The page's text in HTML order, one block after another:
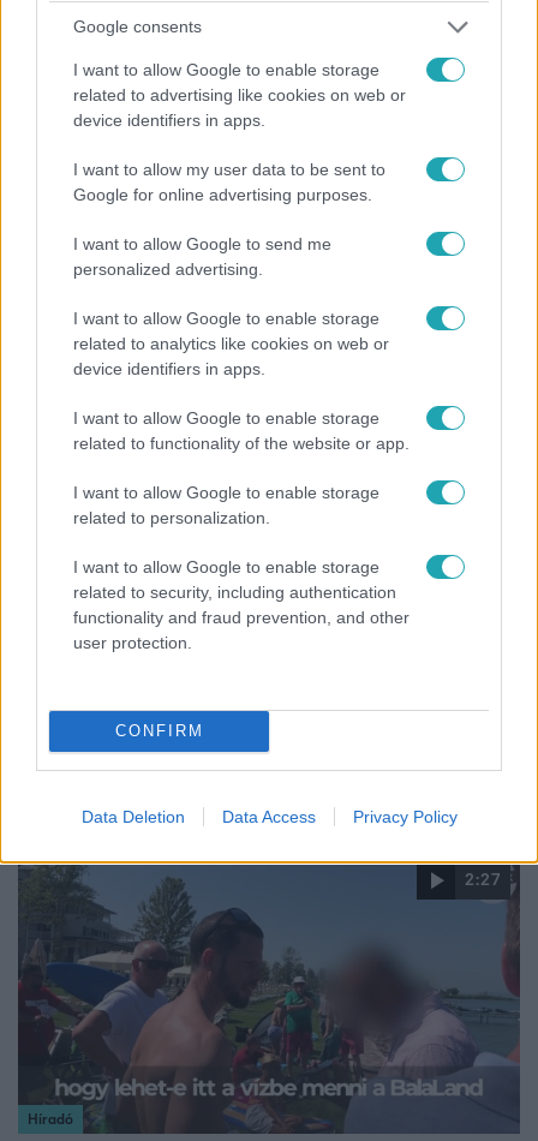
Google consents
I want to allow Google to enable storage
related to advertising like cookies on web or
device identifiers in apps.
I want to allow my user data to be sent to
Google for online advertising purposes.
I want to allow Google to send me
personalized advertising.
I want to allow Google to enable storage
related to analytics like cookies on web or
device identifiers in apps.
I want to allow Google to enable storage
related to functionality of the website or app.
I want to allow Google to enable storage
related to personalization.
I want to allow Google to enable storage
related to security, including authentication
functionality and fraud prevention, and other
user protection.
CONFIRM
Data Deletion Data Access Privacy Policy
Kormányhivatal: a bíróság szerint is jogellenesen
és szabálytalanul építkezett Tordai Bence
kormányhivatal döntését.
„Meg fogom verni a maguk tutyimutyi főnökét!” –
Tarlós István megafonnal ordította le Tordai Bence
jelent meg Tarlós István. Az akkori főpolgármester
bolondnak és szerencsétlen alaknak nevezte az ellenzéki
magával hozott megafonba, a Párbeszéd politikusától
sajtótájékoztatón megpróbálta Tarlós Istvánnak átadni
Karácsony Gergely főpolgármester-jelölt vitameghívóját.
Ő azonban nem vette át, ezután kezdődött a kulturált
vita.
2:27
Híradó